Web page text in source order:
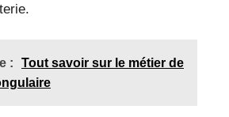
:
Tout savoir sur le métier de